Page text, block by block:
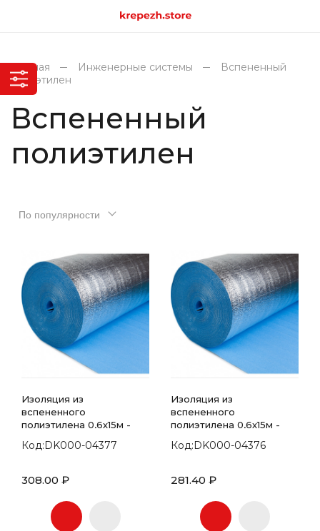
Главная Инженерные системы
Вспененный
полиэтилен
Вспененный
полиэтилен
По популярности
Изоляция из
вспененного
полиэтилена 0,6х15м -
Код:DK000-04377
308.00 ₽
Изоляция из
вспененного
полиэтилена 0,6х15м -
Код:DK000-04376
281.40 ₽